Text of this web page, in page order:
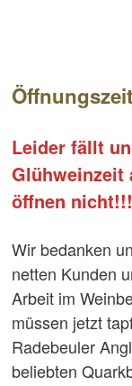
Leider fällt
Glühweinzeit
öffnen nicht!!!
Wir bedanken
netten Kunden
Arbeit im
müssen jetzt
Radebeuler
beliebten